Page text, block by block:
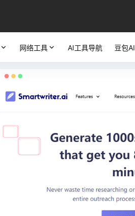
网络工具 AI工具导航 豆包AI